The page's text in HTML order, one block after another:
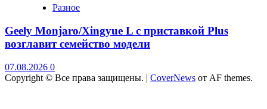
Разное
Geely Monjaro/Xingyue L с приставкой Plus
возглавит семейство модели
07.08.2026 0
Copyright © Все права защищены. | CoverNews от AF themes.